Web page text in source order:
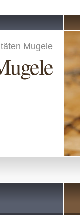
Mugele